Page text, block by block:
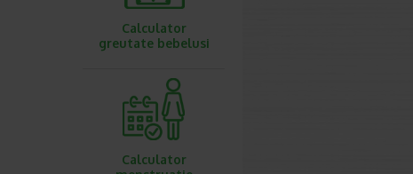
Calculator
greutate bebelusi
Calculator